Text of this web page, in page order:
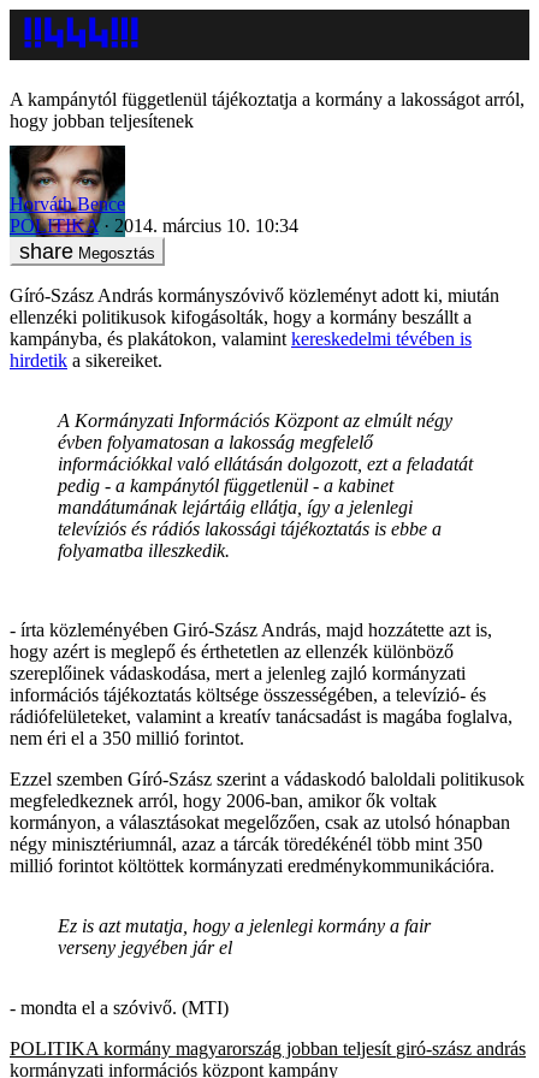
A kampánytól függetlenül tájékoztatja a kormány a lakosságot arról,
hogy jobban teljesítenek
Horváth Bence
POLITIKA
2014. március 10. 10:34
Megosztás
Gíró-Szász András kormányszóvivő közleményt adott ki, miután
ellenzéki politikusok kifogásolták, hogy a kormány beszállt a
kampányba, és plakátokon, valamint kereskedelmi tévében is
hirdetik a sikereiket.
A Kormányzati Információs Központ az elmúlt négy
évben folyamatosan a lakosság megfelelő
információkkal való ellátásán dolgozott, ezt a feladatát
pedig - a kampánytól függetlenül - a kabinet
mandátumának lejártáig ellátja, így a jelenlegi
televíziós és rádiós lakossági tájékoztatás is ebbe a
folyamatba illeszkedik.
- írta közleményében Giró-Szász András, majd hozzátette azt is,
hogy azért is meglepő és érthetetlen az ellenzék különböző
szereplőinek vádaskodása, mert a jelenleg zajló kormányzati
információs tájékoztatás költsége összességében, a televízió- és
rádiófelületeket, valamint a kreatív tanácsadást is magába foglalva,
nem éri el a 350 millió forintot.
Ezzel szemben Gíró-Szász szerint a vádaskodó baloldali politikusok
megfeledkeznek arról, hogy 2006-ban, amikor ők voltak
kormányon, a választásokat megelőzően, csak az utolsó hónapban
négy minisztériumnál, azaz a tárcák töredékénél több mint 350
millió forintot költöttek kormányzati eredménykommunikációra.
Ez is azt mutatja, hogy a jelenlegi kormány a fair
verseny jegyében jár el
- mondta el a szóvivő. (MTI)
POLITIKA kormány magyarország jobban teljesít giró-szász andrás
kormányzati információs központ kampány